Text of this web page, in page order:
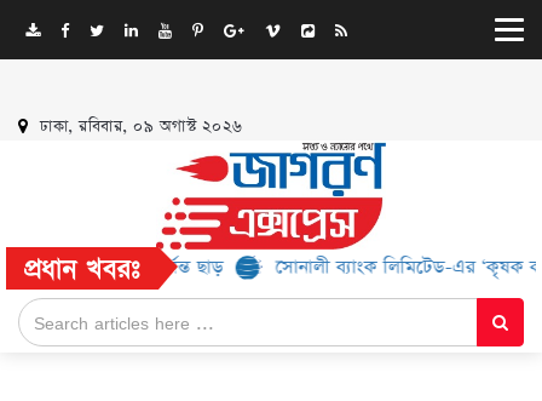
ঢাকা, রবিবার, ০৯ অগাস্ট ২০২৬
প্রধান খবরঃ
৫২% পর্যন্ত ছাড় সোনালী ব্যাংক লিমিটেড-এর ‘কৃষক কার্ড’